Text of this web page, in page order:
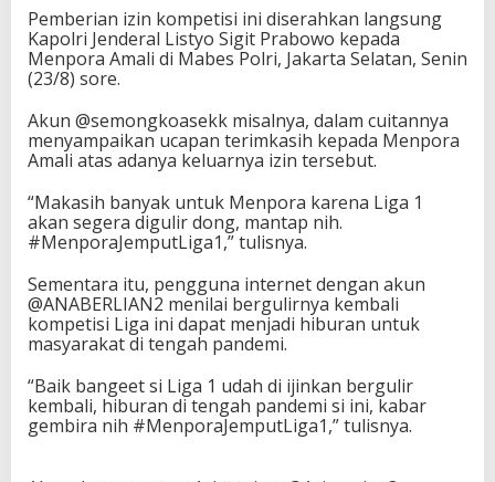
n
p
o
r
e
m
p
t
L
i
a
1
T
r
n
d
i
Pemberian izin kompetisi ini diserahkan langsung
Kapolri Jenderal Listyo Sigit Prabowo kepada
Menpora Amali di Mabes Polri, Jakarta Selatan, Senin
(23/8) sore.
Akun @semongkoasekk misalnya, dalam cuitannya
menyampaikan ucapan terimkasih kepada Menpora
Amali atas adanya keluarnya izin tersebut.
“Makasih banyak untuk Menpora karena Liga 1
akan segera digulir dong, mantap nih.
#MenporaJemputLiga1,” tulisnya.
Sementara itu, pengguna internet dengan akun
@ANABERLIAN2 menilai bergulirnya kembali
kompetisi Liga ini dapat menjadi hiburan untuk
masyarakat di tengah pandemi.
“Baik bangeet si Liga 1 udah di ijinkan bergulir
kembali, hiburan di tengah pandemi si ini, kabar
gembira nih #MenporaJemputLiga1,” tulisnya.